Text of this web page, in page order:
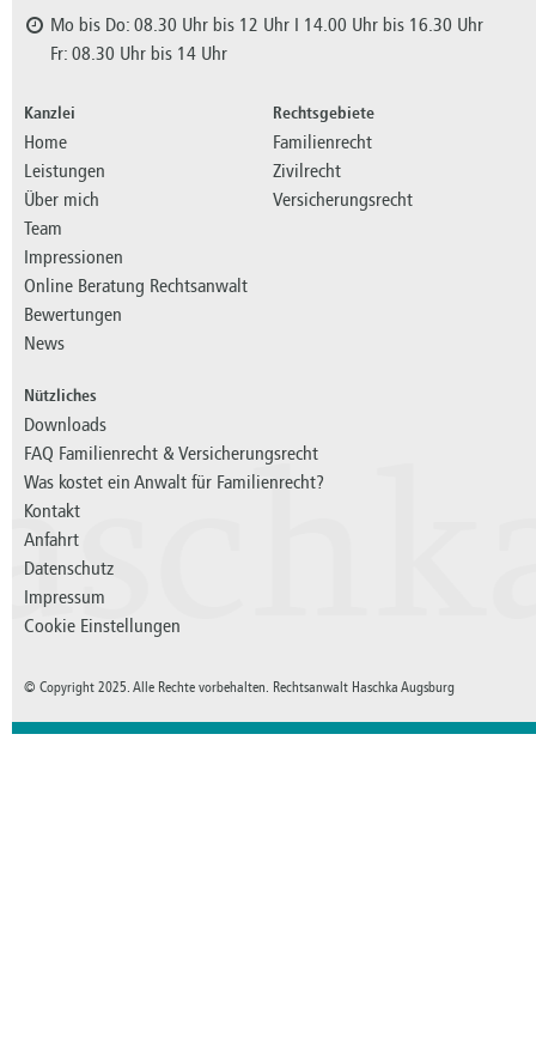
Mo bis Do: 08.30 Uhr bis 12 Uhr I 14.00 Uhr bis 16.30 Uhr
Fr: 08.30 Uhr bis 14 Uhr
Kanzlei
Home
Leistungen
Über mich
Team
Impressionen
Online Beratung Rechtsanwalt
Bewertungen
News
Rechtsgebiete
Familienrecht
Zivilrecht
Versicherungsrecht
Nützliches
Downloads
FAQ Familienrecht & Versicherungsrecht
Was kostet ein Anwalt für Familienrecht?
Kontakt
Anfahrt
Datenschutz
Impressum
Cookie Einstellungen
© Copyright 2025. Alle Rechte vorbehalten. Rechtsanwalt Haschka Augsburg